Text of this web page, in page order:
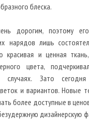
блеска.
дорогим, поэтому
нарядов лишь
красивая и ценная
цвета,
случаях. Зато
и вариантов. Новые
более доступные в
дизайнерскую